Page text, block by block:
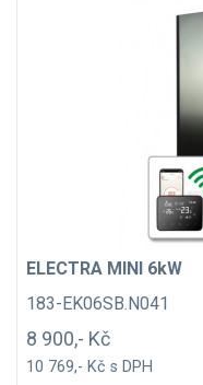
ELECTRA MINI 6kW
183-EK06SB.N041
8 900,- Kč
10 769,- Kč s DPH